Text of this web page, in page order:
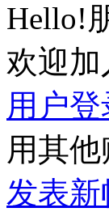
Hello!
欢迎加
用户登
用其
发表新